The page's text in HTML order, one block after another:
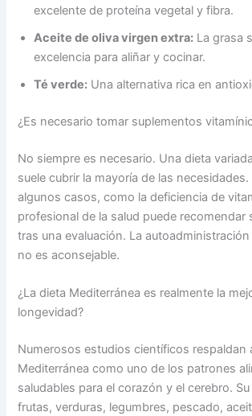
excelente de proteína vegetal y fibra.
Aceite de oliva virgen extra: La grasa
excelencia para aliñar y cocinar.
Té verde: Una alternativa rica en
¿Es necesario tomar suplementos
No siempre es necesario. Una dieta
suele cubrir la mayoría de las
algunos casos, como la deficiencia de
profesional de la salud puede recomendar
tras una evaluación. La
no es aconsejable.
¿La dieta Mediterránea es realmente la
longevidad?
Numerosos estudios científicos respaldan
Mediterránea como uno de los patrones
saludables para el corazón y el cerebro.
frutas, verduras, legumbres, pescado,